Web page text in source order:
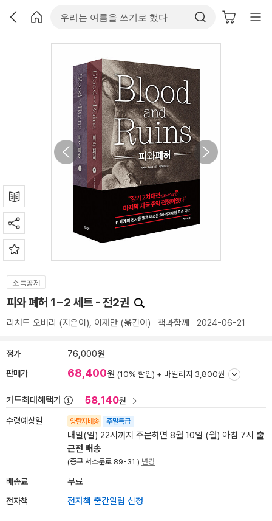
소득공제
피와 폐허 1~2 세트 - 전2권
리처드 오버리 (지은이), 이재만 (옮긴이) 책과함께 2024-06-21
정가 76,000원
판매가 68,400원 (10% 할인) + 마일리지 3,800원
카드최대혜택가 58,140원
수령예상일 양탄자배송 주말특급
내일(일) 22시까지 주문하면 8월 10일 (월) 아침 7시 출
근전 배송
(중구 서소문로 89-31 ) 변경
배송료 무료
전자책 전자책 출간알림 신청